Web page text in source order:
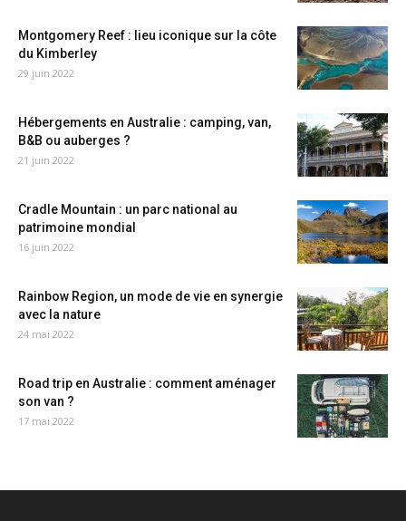
Montgomery Reef : lieu iconique sur la côte
du Kimberley
29 juin 2022
Hébergements en Australie : camping, van,
B&B ou auberges ?
21 juin 2022
Cradle Mountain : un parc national au
patrimoine mondial
16 juin 2022
Rainbow Region, un mode de vie en synergie
avec la nature
24 mai 2022
Road trip en Australie : comment aménager
son van ?
17 mai 2022